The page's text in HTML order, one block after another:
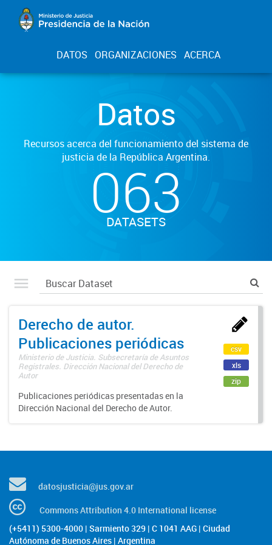
DATOS ORGANIZACIONES ACERCA
Datos
Recursos acerca del funcionamiento del sistema de
justicia de la República Argentina.
063
DATASETS
Derecho de autor.
Publicaciones periódicas
Ministerio de Justicia. Subsecretaría de Asuntos
Registrales. Dirección Nacional del Derecho de
Autor
Publicaciones periódicas presentadas en la
Dirección Nacional del Derecho de Autor.
csv
xls
zip
datosjusticia@jus.gov.ar
Commons Attribution 4.0 International license
(+5411) 5300-4000 | Sarmiento 329 | C 1041 AAG | Ciudad
Autónoma de Buenos Aires | Argentina